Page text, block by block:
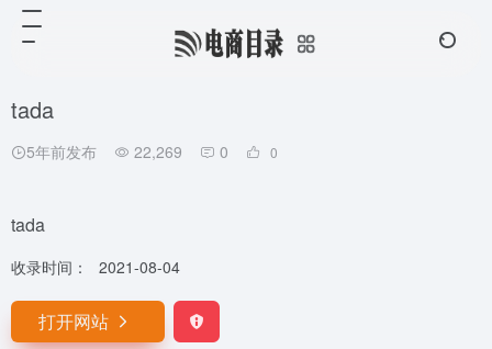
tada
5年前发布 22,269 0 0
tada
收录时间： 2021-08-04
打开网站